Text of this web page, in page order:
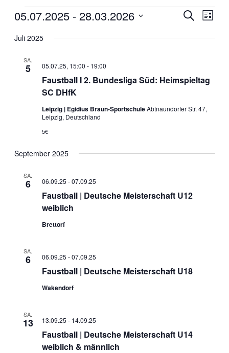
Veranstaltungen
und
Suche
Liste
05.07.2025 - 28.03.2026
wählen.
Juli 2025
SA.
5
Faustball I 2. Bundesliga Süd: Heimspieltag
SC DHfK
05.07.25, 15:00 - 19:00
Leipzig | Egidius Braun-SportschuleAbtnaundorfer Str. 47,
Leipzig, Deutschland
5€
September 2025
SA.
6
Faustball | Deutsche Meisterschaft U12
weiblich
06.09.25 -07.09.25
Brettorf
SA.
6
Faustball | Deutsche Meisterschaft U18
06.09.25 -07.09.25
Wakendorf
SA.
13
Faustball | Deutsche Meisterschaft U14
weiblich & männlich
13.09.25 - 14.09.25